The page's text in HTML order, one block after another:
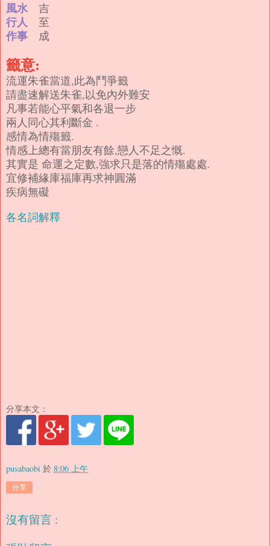
風水 吉
行人 至
作事 成
籤意:
流運朱雀當道,此為鬥爭籤
請盡速解送朱雀,以免內外難安
凡事若能心平氣和各退一步
兩人同心其利斷金 .
感情為情殤籤.
情感上總有當朋友有餘,戀人不足之慨.
其實是 命運之定數,強求只是落的情殤處處.
宜修補緣庫福庫再求神圓滿
疾病無礙
各名詞解釋
分享本文：
pusabaobi 於 8:06 上午
分享
沒有留言 :